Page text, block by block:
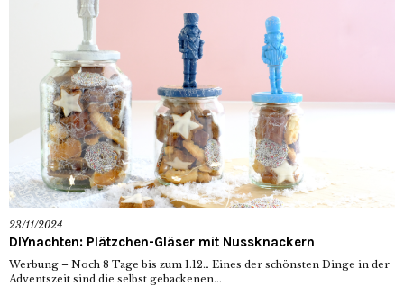
23/11/2024
DIYnachten: Plätzchen-Gläser mit Nussknackern
Werbung – Noch 8 Tage bis zum 1.12… Eines der schönsten Dinge in der
Adventszeit sind die selbst gebackenen...